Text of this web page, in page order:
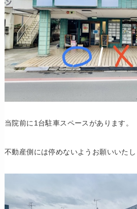
当院前に1台駐車スペースがあります。
不動産側には停めないようお願いいたし